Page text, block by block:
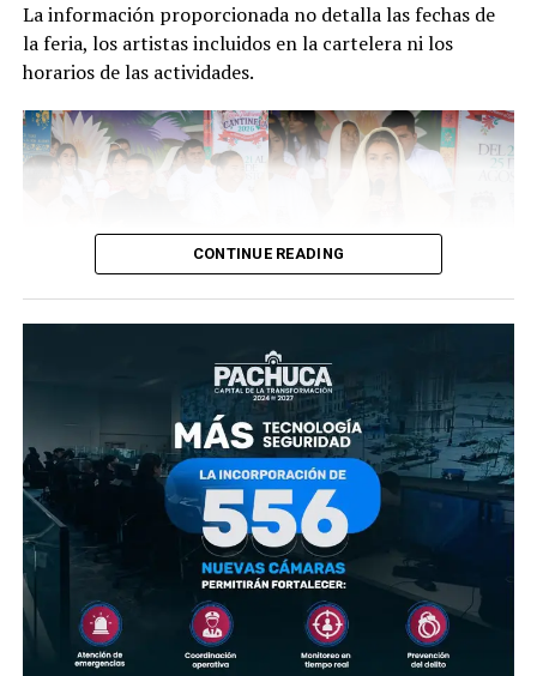
La información proporcionada no detalla las fechas de
la feria, los artistas incluidos en la cartelera ni los
horarios de las actividades.
CONTINUE READING